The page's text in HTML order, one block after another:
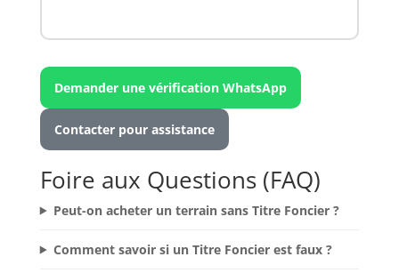
Demander une vérification WhatsApp
Contacter pour assistance
Foire aux Questions (FAQ)
Peut-on acheter un terrain sans Titre Foncier ?
Comment savoir si un Titre Foncier est faux ?